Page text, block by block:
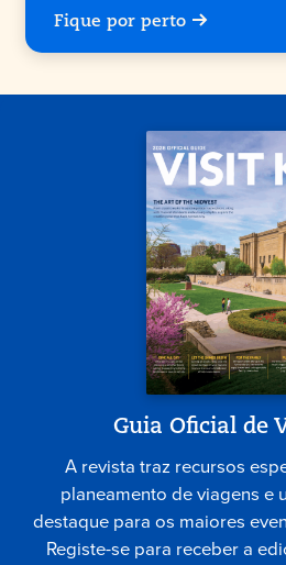
Fique por perto
Guia Oficial de
A revista traz recursos
planeamento de viagens e
destaque para os maiores
Registe-se para receber a